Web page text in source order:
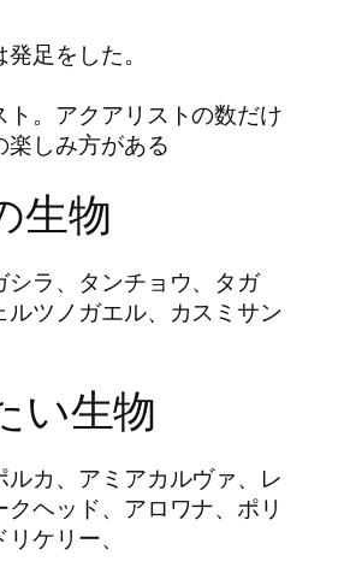
足をした。
ト。アクアリストの数だけ
楽しみ方がある
生物
シラ、タンチョウ、タガ
ルツノガエル、カスミサン
い生物
ルカ、アミアカルヴァ、レ
ヘッド、アロワナ、ポリ
ケリー、